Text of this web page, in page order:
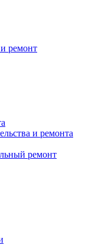
ремонт
и ремонта
ремонт